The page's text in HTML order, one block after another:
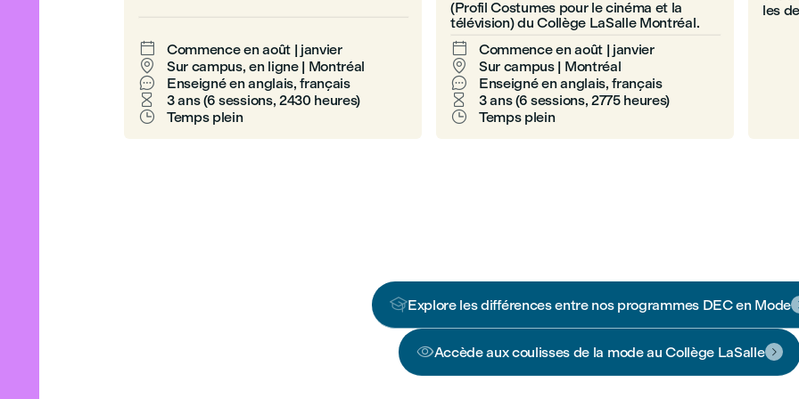
 Commence en août | janvier
 Sur campus, en ligne | Montréal
 Enseigné en anglais, français
 3 ans (6 sessions, 2430 heures)
 Temps plein
(Profil Costumes pour le cinéma et la
télévision) du Collège LaSalle Montréal.
 Commence en août | janvier
 Sur campus | Montréal
 Enseigné en anglais, français
 3 ans (6 sessions, 2775 heures)
 Temps plein
les
Explore les différences entre nos programmes DEC en Mode
Accède aux coulisses de la mode au Collège LaSalle 